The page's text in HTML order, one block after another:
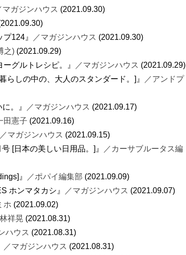
マガジンハウス (2021.09.30)
124』
／マガジンハウス (2021.09.30)
之) (2021.09.29)
グルトレシピ。』
／マガジンハウス (2021.09.29)
らしの中の、大人のスタンダード。]』
／アンドプ
。』
／マガジンハウス (2021.09.17)
田憲子 (2021.09.16)
／マガジンハウス (2021.09.15)
[日本の美しい日用品。]』
／カーサブルータス編
』
／ポパイ編集部 (2021.09.09)
ホンマタカシ』
／マガジンハウス (2021.09.07)
ホ (2021.09.02)
祥晃 (2021.08.31)
ハウス (2021.08.31)
／マガジンハウス (2021.08.31)